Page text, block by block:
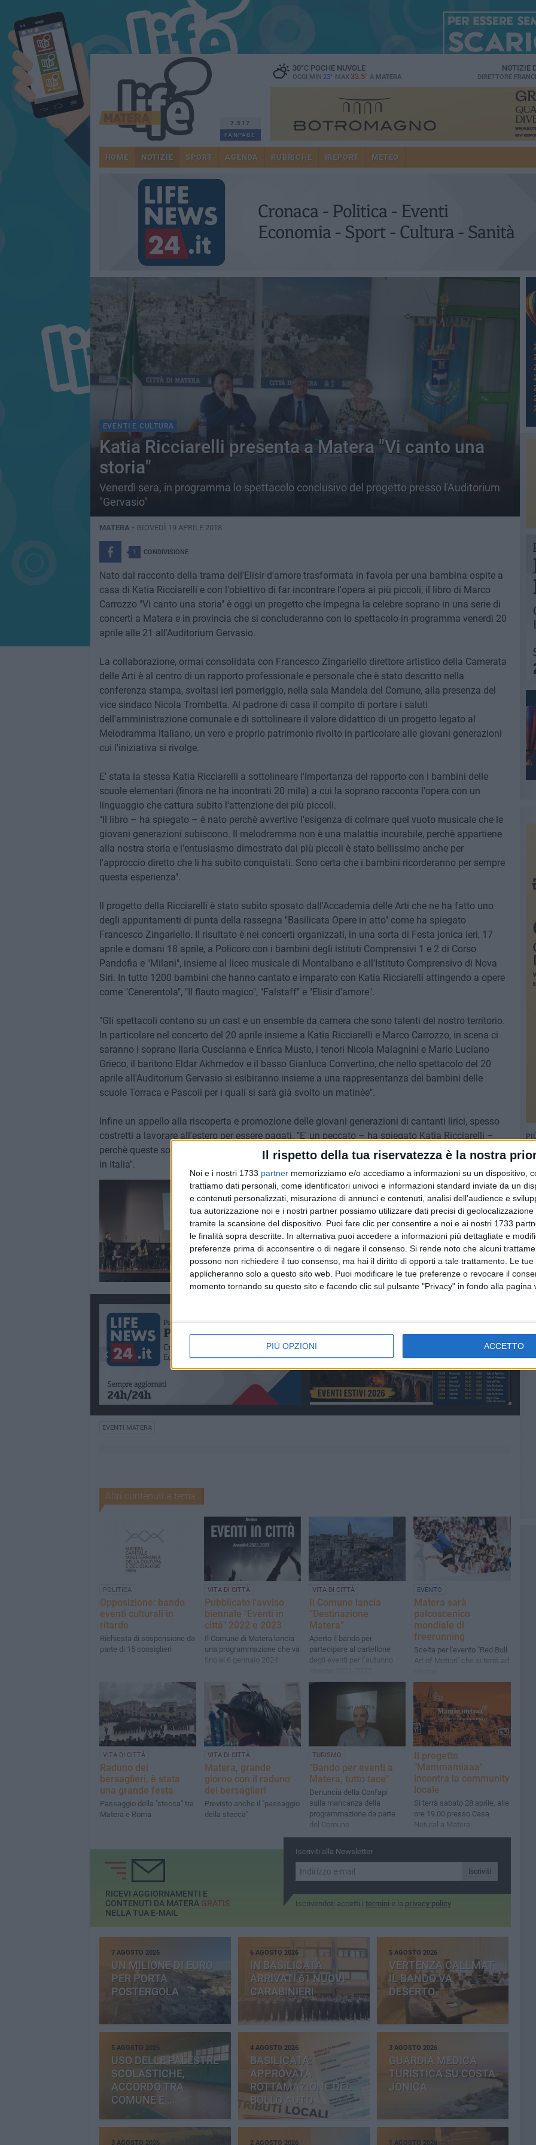
Il rispetto della tua riservatezza è la nostra
Noi e i nostri 1733 partner memorizziamo e/o accediamo a informazioni su un dispositivo,
trattiamo dati personali, come identificatori univoci e informazioni standard inviate da un
e contenuti personalizzati, misurazione di annunci e contenuti, analisi dell'audience e
tua autorizzazione noi e i nostri partner possiamo utilizzare dati precisi di
tramite la scansione del dispositivo. Puoi fare clic per consentire a noi e ai nostri 1733
le finalità sopra descritte. In alternativa puoi accedere a informazioni più dettagliate e
preferenze prima di acconsentire o di negare il consenso. Si rende noto che alcuni
possono non richiedere il tuo consenso, ma hai il diritto di opporti a tale trattamento. Le
applicheranno solo a questo sito web. Puoi modificare le tue preferenze o revocare il
momento tornando su questo sito e facendo clic sul pulsante "Privacy" in fondo alla pagina
PIÙ OPZIONI ACCETTO
7.517
FANPAGE
30°CPOCHE NUVOLE
OGGI MIN 23° MAX 33.5° A MATERA
NOTIZIE
DIRETTORE
HOME NOTIZIE SPORT AGENDA RUBRICHE IREPORT METEO
EVENTI E CULTURA
Katia Ricciarelli presenta a Matera "Vi canto una
storia"
Venerdì sera, in programma lo spettacolo conclusivo del progetto presso l'Auditorium
"Gervasio"
MATERA - GIOVEDÌ 19 APRILE 2018
1 CONDIVISIONE
Nato dal racconto della trama dell'Elisir d'amore trasformata in favola per una bambina ospite a
casa di Katia Ricciarelli e con l'obiettivo di far incontrare l'opera ai più piccoli, il libro di Marco
Carrozzo "Vi canto una storia" è oggi un progetto che impegna la celebre soprano in una serie di
concerti a Matera e in provincia che si concluderanno con lo spettacolo in programma venerdì 20
aprile alle 21 all'Auditorium Gervasio.
La collaborazione, ormai consolidata con Francesco Zingariello direttore artistico della Camerata
delle Arti è al centro di un rapporto professionale e personale che è stato descritto nella
conferenza stampa, svoltasi ieri pomeriggio, nella sala Mandela del Comune, alla presenza del
vice sindaco Nicola Trombetta. Al padrone di casa il compito di portare i saluti
dell'amministrazione comunale e di sottolineare il valore didattico di un progetto legato al
Melodramma italiano, un vero e proprio patrimonio rivolto in particolare alle giovani generazioni
cui l'iniziativa si rivolge.
E' stata la stessa Katia Ricciarelli a sottolineare l'importanza del rapporto con i bambini delle
scuole elementari (finora ne ha incontrati 20 mila) a cui la soprano racconta l'opera con un
linguaggio che cattura subito l'attenzione dei più piccoli.
"Il libro – ha spiegato – è nato perchè avvertivo l'esigenza di colmare quel vuoto musicale che le
giovani generazioni subiscono. Il melodramma non è una malattia incurabile, perchè appartiene
alla nostra storia e l'entusiasmo dimostrato dai più piccoli è stato bellissimo anche per
l'approccio diretto che li ha subito conquistati. Sono certa che i bambini ricorderanno per sempre
questa esperienza".
Il progetto della Ricciarelli è stato subito sposato dall'Accademia delle Arti che ne ha fatto uno
degli appuntamenti di punta della rassegna "Basilicata Opere in atto" come ha spiegato
Francesco Zingariello. Il risultato è nei concerti organizzati, in una sorta di Festa jonica ieri, 17
aprile e domani 18 aprile, a Policoro con i bambini degli istituti Comprensivi 1 e 2 di Corso
Pandofia e "Milani", insieme al liceo musicale di Montalbano e all'Istituto Comprensivo di Nova
Siri. In tutto 1200 bambini che hanno cantato e imparato con Katia Ricciarelli attingendo a opere
come "Cenerentola", "Il flauto magico", "Falstaff" e "Elisir d'amore".
"Gli spettacoli contano su un cast e un ensemble da camera che sono talenti del nostro territorio.
In particolare nel concerto del 20 aprile insieme a Katia Ricciarelli e Marco Carrozzo, in scena ci
saranno i soprano Ilaria Cuscianna e Enrica Musto, i tenori Nicola Malagnini e Mario Luciano
Grieco, il baritono Eldar Akhmedov e il basso Gianluca Convertino, che nello spettacolo del 20
aprile all'Auditorium Gervasio si esibiranno insieme a una rappresentanza dei bambini delle
scuole Torraca e Pascoli per i quali si sarà già svolto un matinèe".
Infine un appello alla riscoperta e promozione delle giovani generazioni di cantanti lirici, spesso
costretti a lavorare all'estero per essere pagati. "E' un peccato – ha spiegato Katia Ricciarelli –
perchè queste sono risorse che dovrebbero poter lavorare ed essere pagati in modo adeguato, qui,
in Italia".
EVENTI MATERA
Altri contenuti a tema
POLITICA
Opposizione: bando
eventi culturali in
ritardo
Richiesta di sospensione da
parte di 15 consiglieri
VITA DI CITTÀ
Pubblicato l'avviso
biennale "Eventi in
città" 2022 e 2023
Il Comune di Matera lancia
una programmazione che va
fino al 6 gennaio 2024
VITA DI CITTÀ
Il Comune lancia
“Destinazione
Matera”
Aperto il bando per
partecipare al cartellone
degli eventi per l’autunno
EVENTO
Matera sarà
palcoscenico
mondiale di
freerunning
Scelta per l'evento "Red Bull
Art of Motion" che si terrà ad
VITA DI CITTÀ
Raduno dei
bersaglieri, è stata
una grande festa
Passaggio della "stecca" tra
Matera e Roma
VITA DI CITTÀ
Matera, grande
giorno con il raduno
dei bersaglieri
Previsto anche il "passaggio
della stecca"
TURISMO
"Bando per eventi a
Matera, tutto tace"
Denuncia della Confapi
sulla mancanza della
programmazione da parte
del Comune
Il progetto
"Mammamiaaa"
incontra la community
locale
Si terrà sabato 28 aprile, alle
ore 19.00 presso Casa
Netural a Matera
Iscriviti alla Newsletter
Iscriviti
Iscrivendoti accetti i termini e la privacy policy
RICEVI AGGIORNAMENTI E
CONTENUTI DA MATERA GRATIS
NELLA TUA E-MAIL
7 AGOSTO 2026
UN MILIONE DI EURO
PER PORTA
POSTERGOLA
6 AGOSTO 2026
IN BASILICATA
ARRIVATI 61 NUOVI
CARABINIERI
5 AGOSTO 2026
VERTENZA CALLMAT,
IL BANDO VA
DESERTO
5 AGOSTO 2026
USO DELLE PALESTRE
SCOLASTICHE,
ACCORDO TRA
COMUNE E
PROVINCIA
4 AGOSTO 2026
BASILICATA:
APPROVATA
ROTTAMAZIONE DEL
BOLLO AUTO
3 AGOSTO 2026
GUARDIA MEDICA
TURISTICA SU COSTA
JONICA
3 AGOSTO 2026 2 AGOSTO 2026 1 AGOSTO 2026